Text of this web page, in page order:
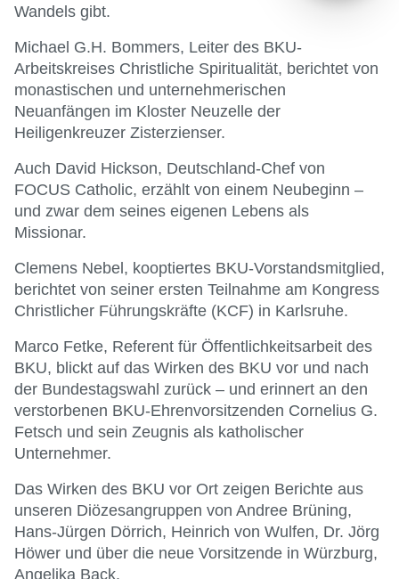
Wandels gibt.
Michael G.H. Bommers, Leiter des BKU-
Arbeitskreises Christliche Spiritualität, berichtet von
monastischen und unternehmerischen
Neuanfängen im Kloster Neuzelle der
Heiligenkreuzer Zisterzienser.
Auch David Hickson, Deutschland-Chef von
FOCUS Catholic, erzählt von einem Neubeginn –
und zwar dem seines eigenen Lebens als
Missionar.
Clemens Nebel, kooptiertes BKU-Vorstandsmitglied,
berichtet von seiner ersten Teilnahme am Kongress
Christlicher Führungskräfte (KCF) in Karlsruhe.
Marco Fetke, Referent für Öffentlichkeitsarbeit des
BKU, blickt auf das Wirken des BKU vor und nach
der Bundestagswahl zurück – und erinnert an den
verstorbenen BKU-Ehrenvorsitzenden Cornelius G.
Fetsch und sein Zeugnis als katholischer
Unternehmer.
Das Wirken des BKU vor Ort zeigen Berichte aus
unseren Diözesangruppen von Andree Brüning,
Hans-Jürgen Dörrich, Heinrich von Wulfen, Dr. Jörg
Höwer und über die neue Vorsitzende in Würzburg,
Angelika Back.